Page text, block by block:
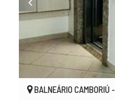
BALNEÁRIO CAMBORIÚ -